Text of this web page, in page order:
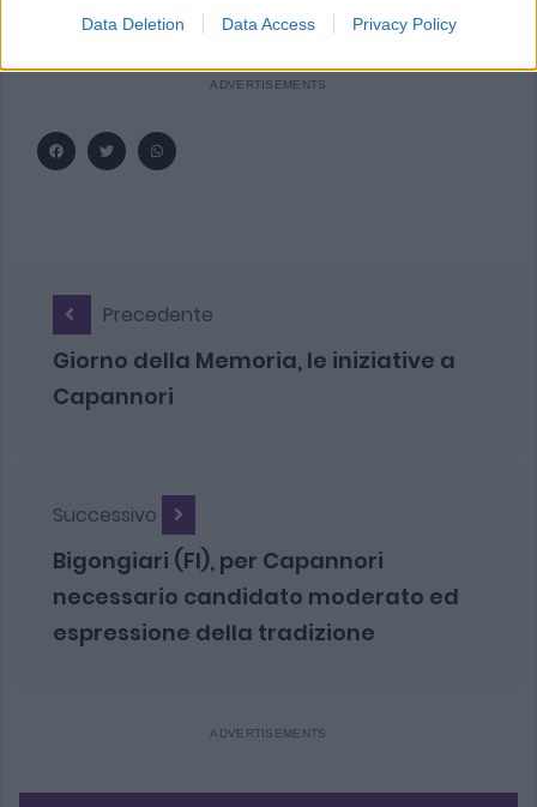
Data Deletion Data Access Privacy Policy
Precedente
Giorno della Memoria, le iniziative a
Capannori
Successivo
Bigongiari (FI), per Capannori
necessario candidato moderato ed
espressione della tradizione